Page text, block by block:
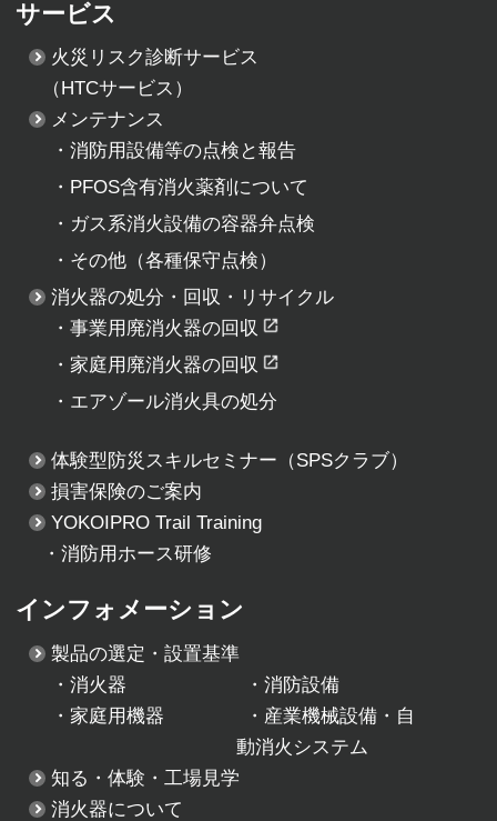
サービス
火災リスク診断サービス
（HTCサービス）
メンテナンス
・消防用設備等の点検と報告
・ PFOS含有消火薬剤について
・ ガス系消火設備の容器弁点検
・ その他（各種保守点検）
消火器の処分・回収・リサイクル
・事業用廃消火器の回収
・ 家庭用廃消火器の回収
・ エアゾール消火具の処分
体験型防災スキルセミナー （SPSクラブ）
損害保険のご案内
YOKOIPRO Trail Training
・消防用ホース研修
インフォメーション
製品の選定・設置基準
・消火器 ・ 消防設備
・ 家庭用機器 ・ 産業機械設備・自
動消火システム
知る・体験・工場見学
消火器について